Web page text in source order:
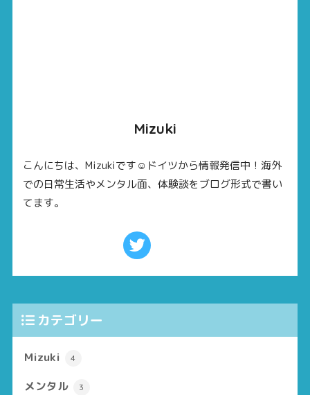
Mizuki
こんにちは、Mizukiです☺ドイツから情報発信中！海外
での日常生活やメンタル面、体験談をブログ形式で書い
てます。
カテゴリー
Mizuki 4
メンタル 3